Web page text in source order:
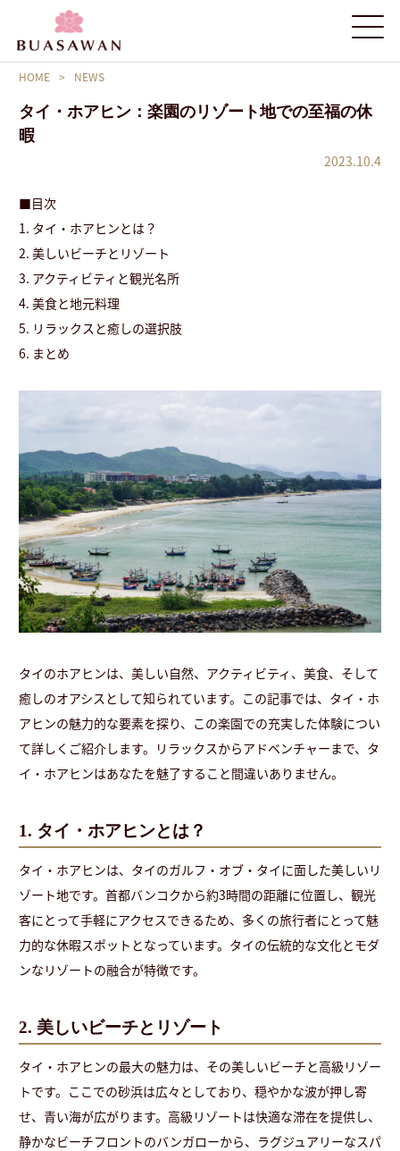
HOME > NEWS
タイ・ホアヒン：楽園のリゾート地での至福の休
暇
2023.10.4
■目次
1. タイ・ホアヒンとは？
2. 美しいビーチとリゾート
3. アクティビティと観光名所
4. 美食と地元料理
5. リラックスと癒しの選択肢
6. まとめ
タイのホアヒンは、美しい自然、アクティビティ、美食、そして
癒しのオアシスとして知られています。この記事では、タイ・ホ
アヒンの魅力的な要素を探り、この楽園での充実した体験につい
て詳しくご紹介します。リラックスからアドベンチャーまで、タ
イ・ホアヒンはあなたを魅了すること間違いありません。
1. タイ・ホアヒンとは？
タイ・ホアヒンは、タイのガルフ・オブ・タイに面した美しいリ
ゾート地です。首都バンコクから約3時間の距離に位置し、観光
客にとって手軽にアクセスできるため、多くの旅行者にとって魅
力的な休暇スポットとなっています。タイの伝統的な文化とモダ
ンなリゾートの融合が特徴です。
2. 美しいビーチとリゾート
タイ・ホアヒンの最大の魅力は、その美しいビーチと高級リゾー
トです。ここでの砂浜は広々としており、穏やかな波が押し寄
せ、青い海が広がります。高級リゾートは快適な滞在を提供し、
静かなビーチフロントのバンガローから、ラグジュアリーなスパ